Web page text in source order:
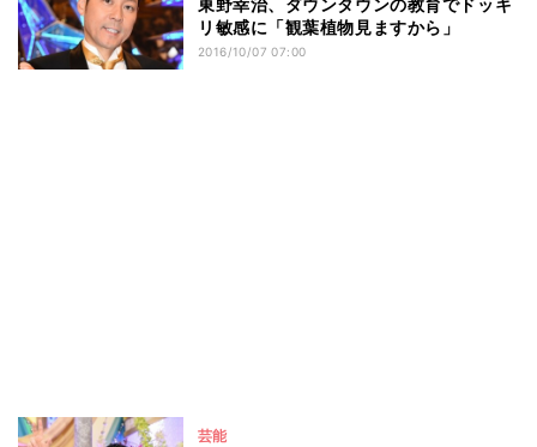
東野幸治、ダウンタウンの教育でドッキ
リ敏感に「観葉植物見ますから」
2016/10/07 07:00
芸能